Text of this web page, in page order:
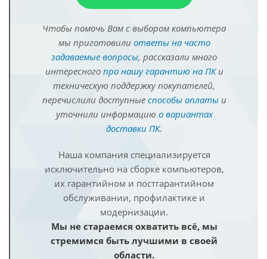
Чтобы помочь Вам с выбором компьютера
мы приготовили ответы на часто
задаваемые вопросы, рассказали много
интересного про нашу гарантию на ПКи
техническую поддержку покупателей,
перечислили доступные способы оплатыи
уточнили информацию о вариантах
доставки ПК.
Наша компания специализируется
исключительно на сборке компьютеров,
их гарантийном и постгарантийном
обслуживании, профилактике и
модернизации.
Мы не стараемся охватить всё, мы
стремимся быть лучшими в своей
области.